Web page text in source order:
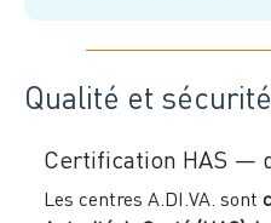
Qualité et
Certification HAS —
Les centres A.DI.VA. sont